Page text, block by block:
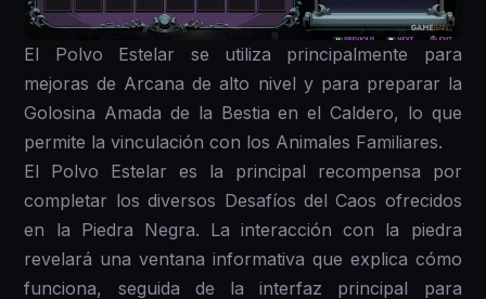
El Polvo Estelar se utiliza principalmente para
mejoras de Arcana de alto nivel y para preparar la
Golosina Amada de la Bestia en el Caldero, lo que
permite la vinculación con los Animales Familiares.
El Polvo Estelar es la principal recompensa por
completar los diversos Desafíos del Caos ofrecidos
en la Piedra Negra. La interacción con la piedra
revelará una ventana informativa que explica cómo
funciona, seguida de la interfaz principal para